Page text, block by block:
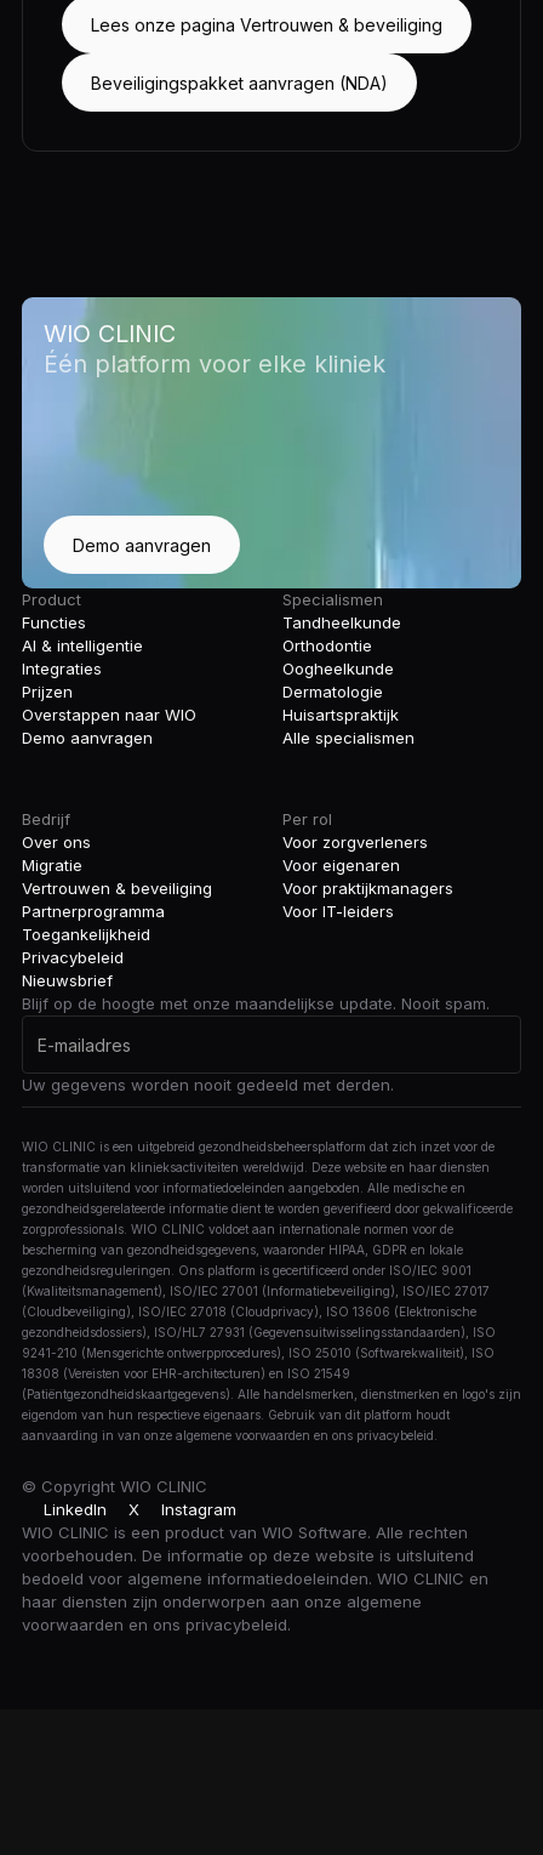
Lees onze pagina Vertrouwen & beveiliging
Beveiligingspakket aanvragen (NDA)
WIO CLINIC
Één platform voor elke kliniek
Demo aanvragen
Product
Functies
AI & intelligentie
Integraties
Prijzen
Overstappen naar WIO
Demo aanvragen
Specialismen
Tandheelkunde
Orthodontie
Oogheelkunde
Dermatologie
Huisartspraktijk
Alle specialismen
Bedrijf
Over ons
Migratie
Vertrouwen & beveiliging
Partnerprogramma
Toegankelijkheid
Privacybeleid
Per rol
Voor zorgverleners
Voor eigenaren
Voor praktijkmanagers
Voor IT-leiders
Nieuwsbrief
Blijf op de hoogte met onze maandelijkse update. Nooit spam.
Uw gegevens worden nooit gedeeld met derden.
WIO CLINIC is een uitgebreid gezondheidsbeheersplatform dat zich inzet voor de
transformatie van klinieksactiviteiten wereldwijd. Deze website en haar diensten
worden uitsluitend voor informatiedoeleinden aangeboden. Alle medische en
gezondheidsgerelateerde informatie dient te worden geverifieerd door gekwalificeerde
zorgprofessionals. WIO CLINIC voldoet aan internationale normen voor de
bescherming van gezondheidsgegevens, waaronder HIPAA, GDPR en lokale
gezondheidsreguleringen. Ons platform is gecertificeerd onder ISO/IEC 9001
(Kwaliteitsmanagement), ISO/IEC 27001 (Informatiebeveiliging), ISO/IEC 27017
(Cloudbeveiliging), ISO/IEC 27018 (Cloudprivacy), ISO 13606 (Elektronische
gezondheidsdossiers), ISO/HL7 27931 (Gegevensuitwisselingsstandaarden), ISO
9241-210 (Mensgerichte ontwerpprocedures), ISO 25010 (Softwarekwaliteit), ISO
18308 (Vereisten voor EHR-architecturen) en ISO 21549
(Patiëntgezondheidskaartgegevens). Alle handelsmerken, dienstmerken en logo's zijn
eigendom van hun respectieve eigenaars. Gebruik van dit platform houdt
aanvaarding in van onze algemene voorwaarden en ons privacybeleid.
© Copyright WIO CLINIC
LinkedIn
X
Instagram
WIO CLINIC is een product van WIO Software. Alle rechten
voorbehouden. De informatie op deze website is uitsluitend
bedoeld voor algemene informatiedoeleinden. WIO CLINIC en
haar diensten zijn onderworpen aan onze algemene
voorwaarden en ons privacybeleid.